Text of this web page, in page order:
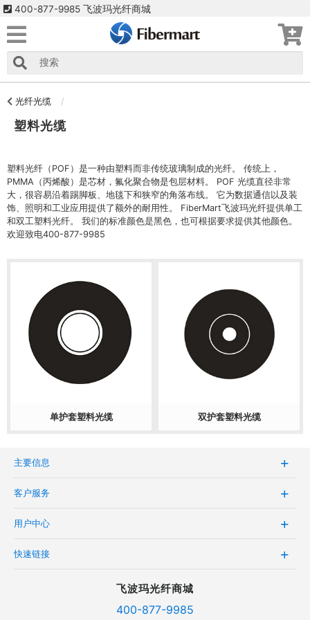
400-877-9985 飞波玛光纤商城
光纤光缆
塑料光缆
塑料光纤（POF）是一种由塑料而非传统玻璃制成的光纤。 传统上，
PMMA（丙烯酸）是芯材，氟化聚合物是包层材料。 POF 光缆直径非常
大，很容易沿着踢脚板、地毯下和狭窄的角落布线。 它为数据通信以及装
饰、照明和工业应用提供了额外的耐用性。 FiberMart飞波玛光纤提供单工
和双工塑料光纤。 我们的标准颜色是黑色，也可根据要求提供其他颜色。
欢迎致电400-877-9985
单护套塑料光缆 双护套塑料光缆
主要信息
客户服务
用户中心
快速链接
飞波玛光纤商城
400-877-9985